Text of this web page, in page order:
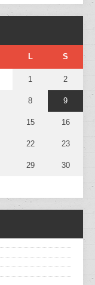
L S
1 2
8 9
15 16
22 23
29 30